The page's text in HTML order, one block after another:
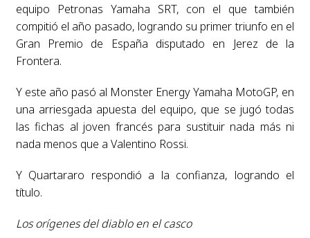
equipo Petronas Yamaha SRT, con el que también
compitió el año pasado, logrando su primer triunfo en el
Gran Premio de España disputado en Jerez de la
Frontera.
Y este año pasó al Monster Energy Yamaha MotoGP, en
una arriesgada apuesta del equipo, que se jugó todas
las fichas al joven francés para sustituir nada más ni
nada menos que a Valentino Rossi.
Y Quartararo respondió a la confianza, logrando el
título.
Los orígenes del diablo en el casco